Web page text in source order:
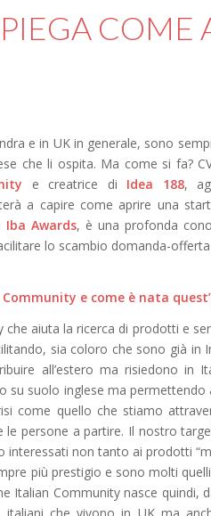
COME
e in UK in generale, sono
che li ospita. Ma come si fa?
e creatrice di Idea 188,
a capire come aprire una
Iba Awards, è una profonda
lo scambio domanda-
e come è nata quest’
che aiuta la ricerca di prodotti e
sia coloro che sono già in
all’estero ma risiedono in
suolo inglese ma permettendo
come quello che stiamo
persone a partire. Il nostro
interessati non tanto ai prodotti
più prestigio e sono molti
Community nasce quindi,